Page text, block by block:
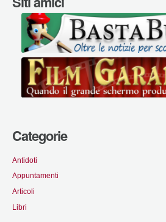
Categorie
Antidoti
Appuntamenti
Articoli
Libri